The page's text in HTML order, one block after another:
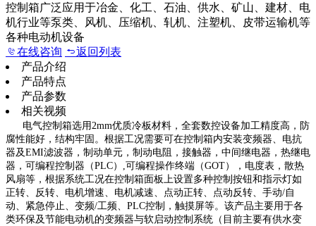
控制箱广泛应用于冶金、化工、石油、供水、矿山、建材、电
机行业等泵类、风机、压缩机、轧机、注塑机、皮带运输机等
各种电动机设备
在线咨询
返回列表
产品介绍
产品特点
产品参数
相关视频
电气控制箱选用2mm优质冷板材料，全套数控设备加工精度高，防
腐性能好，结构牢固。根据工况需要可在控制箱内安装变频器、电抗
器及EMI滤波器，制动单元，制动电阻，接触器，中间继电器，热继电
器，可编程控制器（PLC）,可编程操作终端（GOT），电度表，散热
风扇等，根据系统工况在控制箱面板上设置多种控制按钮和指示灯如
正转、反转、电机增速、电机减速、点动正转、点动反转、手动/自
动、紧急停止、变频/工频、PLC控制，触摸屏等。该产品主要用于各
类环保及节能电动机的变频器与软启动控制系统（目前主要有供水变